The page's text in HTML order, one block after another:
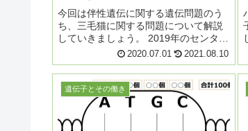
今回は伴性遺伝に関する遺伝問題のう
ち、三毛猫に関する問題について解説
していきましょう。 2019年のセンター
試験に出題されたほか、過去にもちょ
くちょく二次試験で出題されているテ
ーマです。「オスの三毛猫は珍しい」
とよく言われますが、そ...
2020.07.01 2021.08.10
遺伝子とその働き